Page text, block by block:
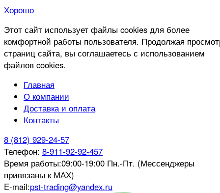
Хорошо
Этот сайт использует файлы cookies для более
комфортной работы пользователя. Продолжая
страниц сайта, вы соглашаетесь с использованием
файлов cookies.
Главная
О компании
Доставка и оплата
Контакты
8 (812) 929-24-57
Телефон: 8-911-92-92-457
Время работы:09:00-19:00 Пн.-Пт. (Мессенджеры
привязаны к МАХ)
E-mail:pst-trading@yandex.ru